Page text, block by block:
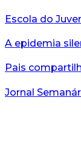
A epidemia
Jornal